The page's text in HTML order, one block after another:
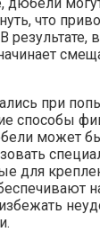
что
результате,
при
способы
может
для